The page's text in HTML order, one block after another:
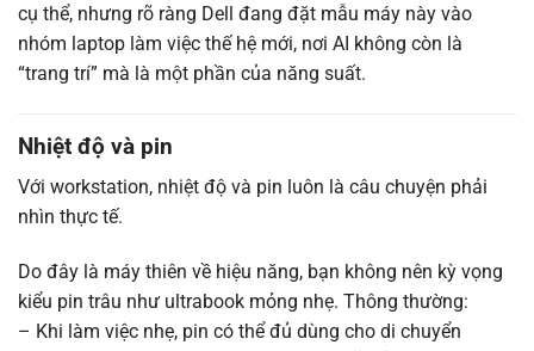
cụ thể, nhưng rõ ràng Dell đang đặt mẫu máy này vào
nhóm laptop làm việc thế hệ mới, nơi AI không còn là
“trang trí” mà là một phần của năng suất.
Nhiệt độ và pin
Với workstation, nhiệt độ và pin luôn là câu chuyện phải
nhìn thực tế.
Do đây là máy thiên về hiệu năng, bạn không nên kỳ vọng
kiểu pin trâu như ultrabook mỏng nhẹ. Thông thường:
– Khi làm việc nhẹ, pin có thể đủ dùng cho di chuyển